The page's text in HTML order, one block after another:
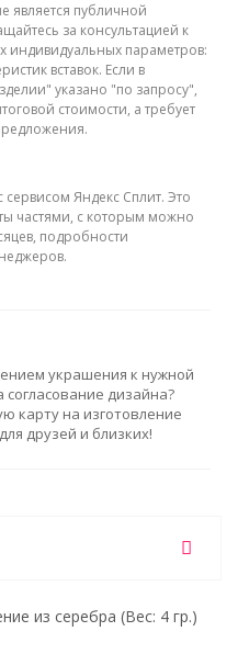
является публичной
за консультацией к
параметров:
вставок. Если в
указано "по запросу",
стоимости, а требует
сервисом Яндекс Сплит. Это
частями, с которым можно
подробности
украшения к нужной
дизайна?
карту на изготовление
друзей и близких!
из серебра (Вес: 4 гр.)